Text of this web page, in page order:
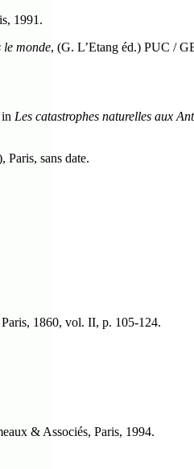
1991.
le monde, (G. L’Etang éd.) PUC /
Les catastrophes naturelles aux
Paris, sans date.
Paris, 1860, vol. II, p. 105-124.
& Associés, Paris, 1994.